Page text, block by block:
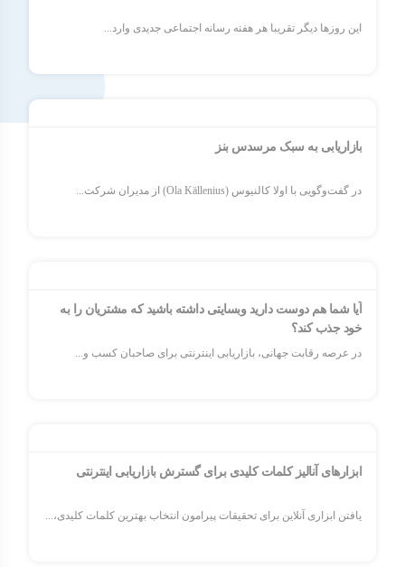
این روزها دیگر تقریبا هر هفته رسانه اجتماعی جدیدی وارد...
بازاریابی به سبک مرسدس بنز
در گفت‌وگویی با اولا کالنیوس (Ola Källenius) از مدیران شرکت...
آیا شما هم دوست دارید وبسایتی داشته باشید که مشتریان را به
خود جذب کند؟
در عرصه رقابت جهانی، بازاریابی اینترنتی برای صاحبان کسب و...
ابزارهای آنالیز کلمات کلیدی برای گسترش بازاریابی اینترنتی
یافتن ابزاری آنلاین برای تحقیقات پیرامون انتخاب بهترین کلمات کلیدی،...